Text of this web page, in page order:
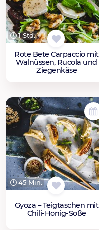
1 Std.
Rote Bete Carpaccio mit
Walnüssen, Rucola und
Ziegenkäse
45 Min.
Gyoza – Teigtaschen mit
Chili-Honig-Soße